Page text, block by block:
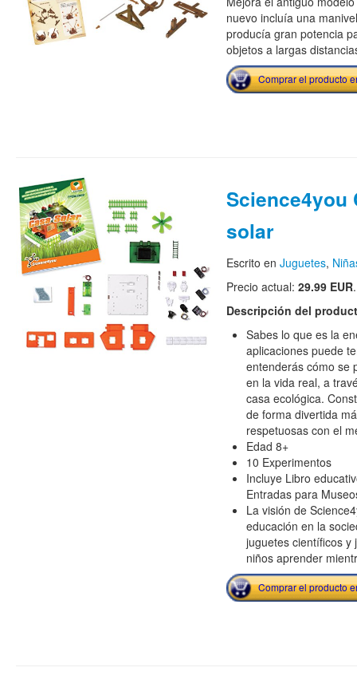
nuevo incluía una
producía gran potencia
objetos a largas
Comprar el producto
Science4you
solar
Escrito en Juguetes,
Precio actual: 29.99 EUR.
Descripción del
Sabes lo que es la
aplicaciones puede
entenderás cómo se
en la vida real, a
casa ecológica.
de forma divertida
respetuosas con el
Edad 8+
10 Experimentos
Incluye Libro
Entradas para
La visión de
educación en la
juguetes científicos y
niños aprender
Comprar el producto